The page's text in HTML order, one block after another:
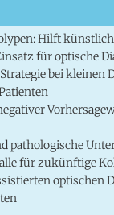
Hilft
für optische
bei kleinen
pathologische
für zukünftige
optischen